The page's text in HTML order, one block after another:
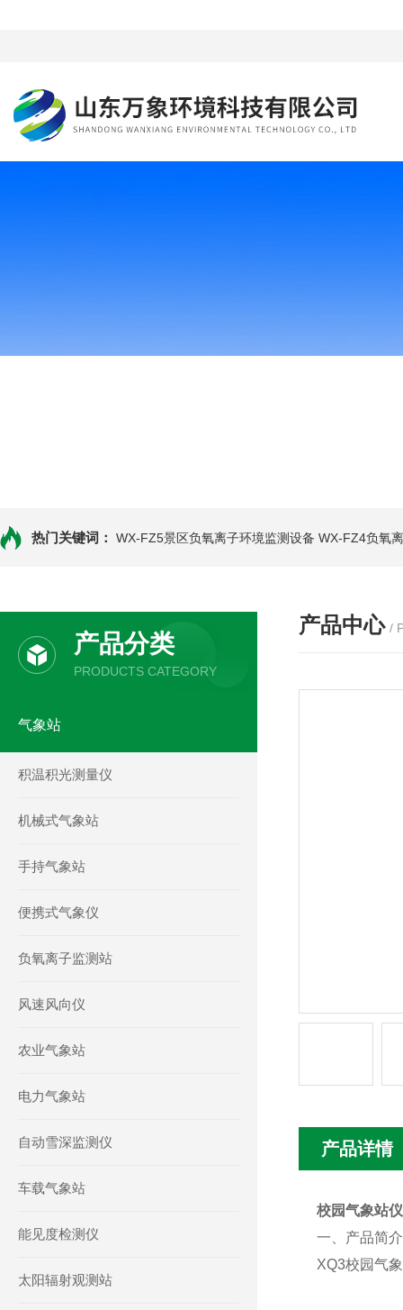
热门关键词： WX-FZ5景区负氧离子环境监测设备 WX-FZ4负氧
产品分类
PRODUCTS CATEGORY
气象站
积温积光测量仪
机械式气象站
手持气象站
便携式气象仪
负氧离子监测站
风速风向仪
农业气象站
电力气象站
自动雪深监测仪
车载气象站
能见度检测仪
太阳辐射观测站
产品中心 /
产品详情
校园气象站
一、产品简介
XQ3校园气